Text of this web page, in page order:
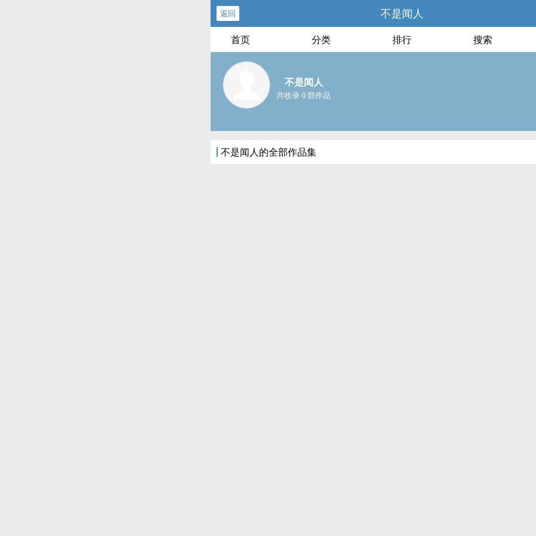
返回 不是闻人
首页 分类 排行 搜索
不是闻人
共收录 0 部作品
不是闻人的全部作品集